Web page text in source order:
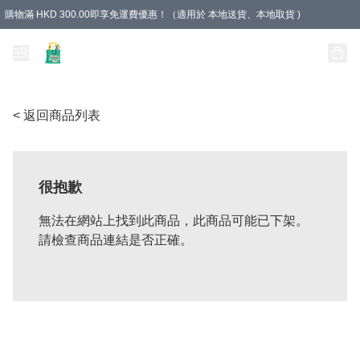
購物滿 HKD 300.00即享免運費優惠！（適用於 本地送貨、本地取貨 )
< 返回商品列表
很抱歉
無法在網站上找到此商品，此商品可能已下架。
請檢查商品連結是否正確。